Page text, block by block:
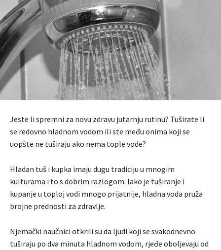
Jeste li spremni za novu zdravu jutarnju rutinu? Tuširate li
se redovno hladnom vodom ili ste među onima koji se
uopšte ne tuširaju ako nema tople vode?
Hladan tuš i kupka imaju dugu tradiciju u mnogim
kulturama i to s dobrim razlogom. Iako je tuširanje i
kupanje u toploj vodi mnogo prijatnije, hladna voda pruža
brojne prednosti za zdravlje.
Njemački naučnici otkrili su da ljudi koji se svakodnevno
tuširaju po dva minuta hladnom vodom, rjeđe oboljevaju od